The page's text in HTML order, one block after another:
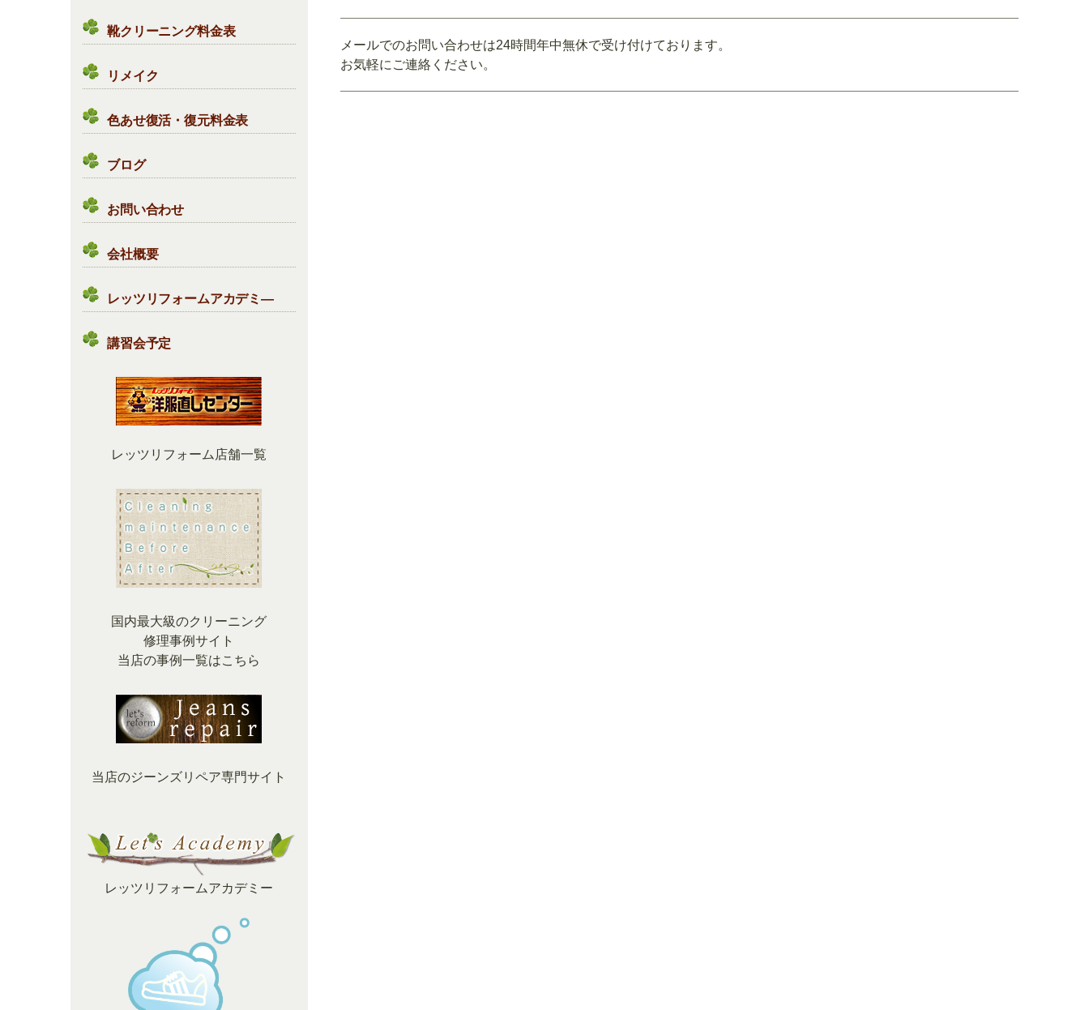
靴クリーニング料金表
リメイク
色あせ復活・復元料金表
ブログ
お問い合わせ
会社概要
レッツリフォームアカデミ―
講習会予定
レッツリフォーム店舗一覧
国内最大級のクリーニング
修理事例サイト
当店の事例一覧はこちら
当店のジーンズリペア専門サイト
レッツリフォームアカデミー
メールでのお問い合わせは24時間年中無休で受け付けております。
お気軽にご連絡ください。